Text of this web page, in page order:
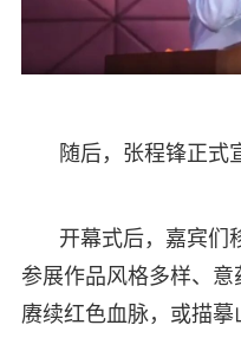
随后，张程锋正式
开幕式后，嘉宾们
参展作品风格多样、意
赓续红色血脉，或描摹